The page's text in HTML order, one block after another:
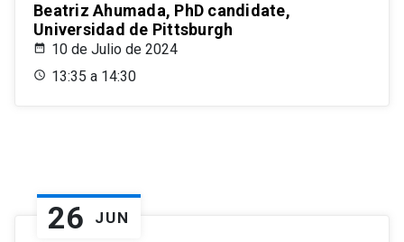
Beatriz Ahumada, PhD candidate,
Universidad de Pittsburgh
10 de Julio de 2024
13:35 a 14:30
26 JUN